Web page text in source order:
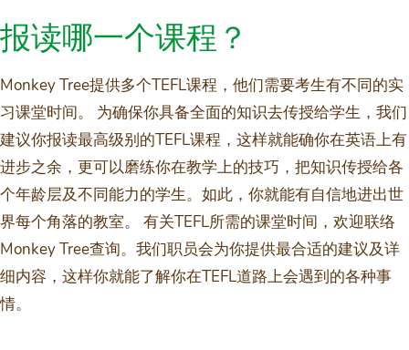
报读哪一个课程？
Monkey Tree提供多个TEFL课程，他们需要考生有不同的实
习课堂时间。 为确保你具备全面的知识去传授给学生，我们
建议你报读最高级别的TEFL课程，这样就能确你在英语上有
进步之余，更可以磨练你在教学上的技巧，把知识传授给各
个年龄层及不同能力的学生。如此，你就能有自信地进出世
界每个角落的教室。 有关TEFL所需的课堂时间，欢迎联络
Monkey Tree查询。我们职员会为你提供最合适的建议及详
细内容，这样你就能了解你在TEFL道路上会遇到的各种事
情。